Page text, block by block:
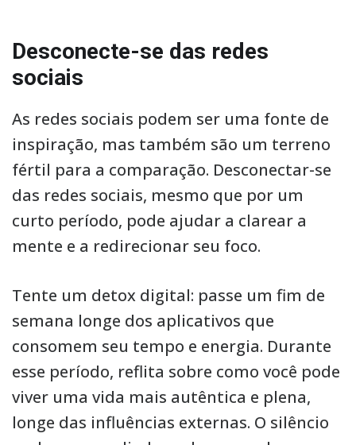
Desconecte-se das redes
sociais
As redes sociais podem ser uma fonte de
inspiração, mas também são um terreno
fértil para a comparação. Desconectar-se
das redes sociais, mesmo que por um
curto período, pode ajudar a clarear a
mente e a redirecionar seu foco.
Tente um detox digital: passe um fim de
semana longe dos aplicativos que
consomem seu tempo e energia. Durante
esse período, reflita sobre como você pode
viver uma vida mais autêntica e plena,
longe das influências externas. O silêncio